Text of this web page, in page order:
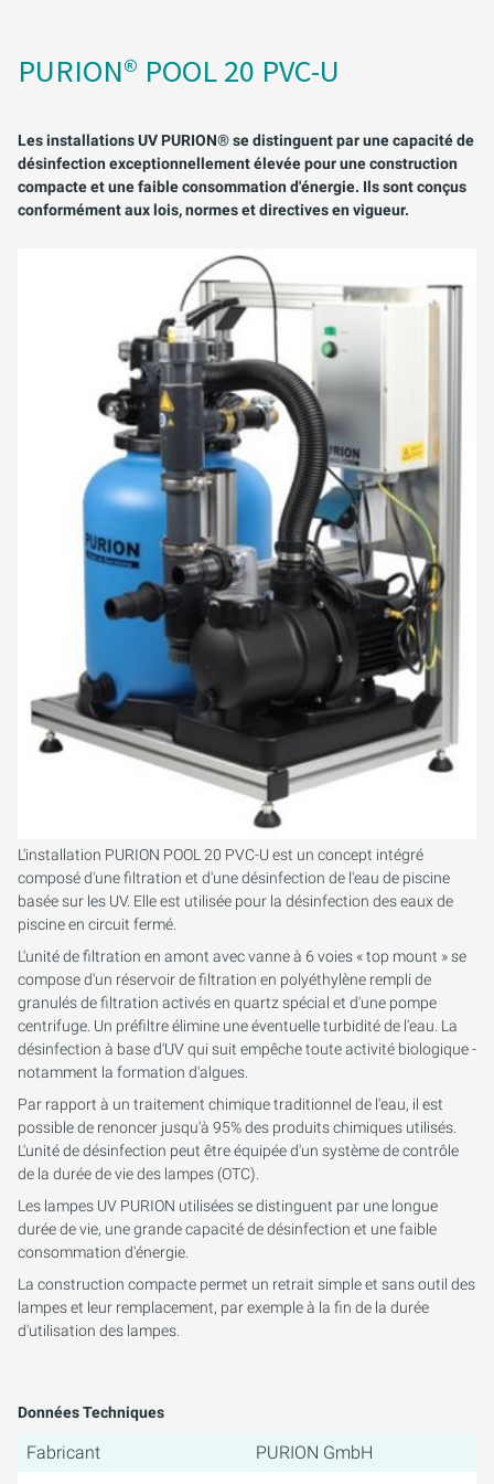
EAUX USÉES
EAU DE PROCESS/DE REFROIDISSEMENT
EMULSIONS DE REFROIDISSEMENT ET DE
STÉRILISATION DES RÉSERVOIRS
PURION DUAL BASIC
PURION DUAL OTC PROF.
PURION DUAL OPD
PURION DUAL OPD PROF.
PURION DUAL ULTRA
PURION® POOL 20 PVC-U
Les installations UV PURION® se distinguent par une capacité de
désinfection exceptionnellement élevée pour une construction
compacte et une faible consommation d'énergie. Ils sont conçus
conformément aux lois, normes et directives en vigueur.
L'installation PURION POOL 20 PVC-U est un concept intégré
composé d'une filtration et d'une désinfection de l'eau de piscine
basée sur les UV. Elle est utilisée pour la désinfection des eaux de
piscine en circuit fermé.
L'unité de filtration en amont avec vanne à 6 voies « top mount » se
compose d'un réservoir de filtration en polyéthylène rempli de
granulés de filtration activés en quartz spécial et d'une pompe
centrifuge. Un préfiltre élimine une éventuelle turbidité de l'eau. La
désinfection à base d'UV qui suit empêche toute activité biologique -
notamment la formation d'algues.
Par rapport à un traitement chimique traditionnel de l'eau, il est
possible de renoncer jusqu'à 95% des produits chimiques utilisés.
L'unité de désinfection peut être équipée d'un système de contrôle
de la durée de vie des lampes (OTC).
Les lampes UV PURION utilisées se distinguent par une longue
durée de vie, une grande capacité de désinfection et une faible
consommation d'énergie.
La construction compacte permet un retrait simple et sans outil des
lampes et leur remplacement, par exemple à la fin de la durée
d'utilisation des lampes.
Données Techniques
Fabricant
PURION GmbH